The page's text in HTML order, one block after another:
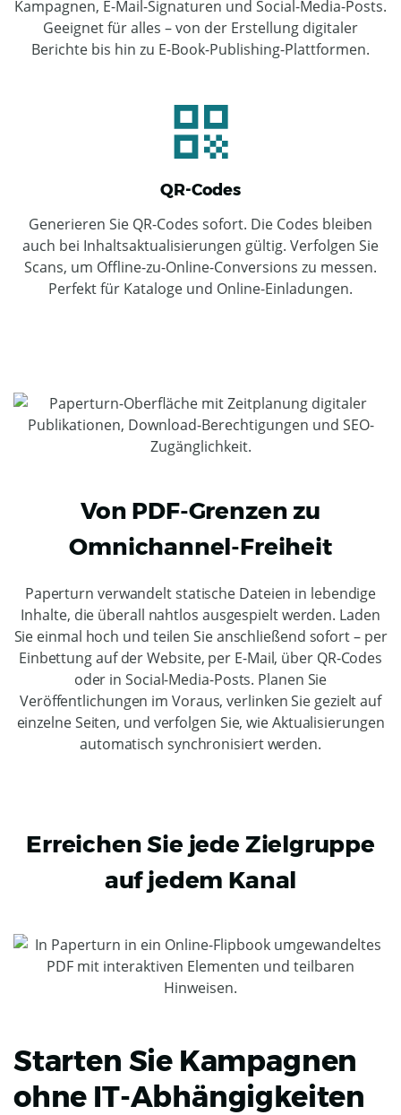
Kampagnen, E-Mail-Signaturen und Social-Media-Posts.
Geeignet für alles – von der Erstellung digitaler
Berichte bis hin zu E-Book-Publishing-Plattformen.
QR-Codes
Generieren Sie QR-Codes sofort. Die Codes bleiben
auch bei Inhaltsaktualisierungen gültig. Verfolgen Sie
Scans, um Offline-zu-Online-Conversions zu messen.
Perfekt für Kataloge und Online-Einladungen.
Von PDF-Grenzen zu
Omnichannel-Freiheit
Paperturn verwandelt statische Dateien in lebendige
Inhalte, die überall nahtlos ausgespielt werden. Laden
Sie einmal hoch und teilen Sie anschließend sofort – per
Einbettung auf der Website, per E-Mail, über QR-Codes
oder in Social-Media-Posts. Planen Sie
Veröffentlichungen im Voraus, verlinken Sie gezielt auf
einzelne Seiten, und verfolgen Sie, wie Aktualisierungen
automatisch synchronisiert werden.
Erreichen Sie jede Zielgruppe
auf jedem Kanal
Starten Sie Kampagnen
ohne IT-Abhängigkeiten